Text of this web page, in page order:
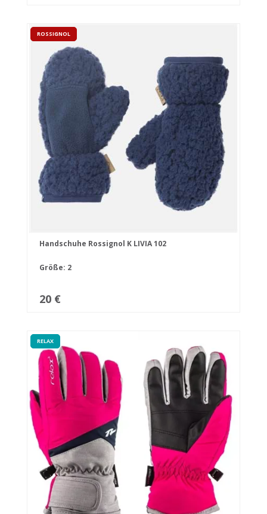
ROSSIGNOL
Handschuhe Rossignol K LIVIA 102
Größe: 2
20 €
RELAX